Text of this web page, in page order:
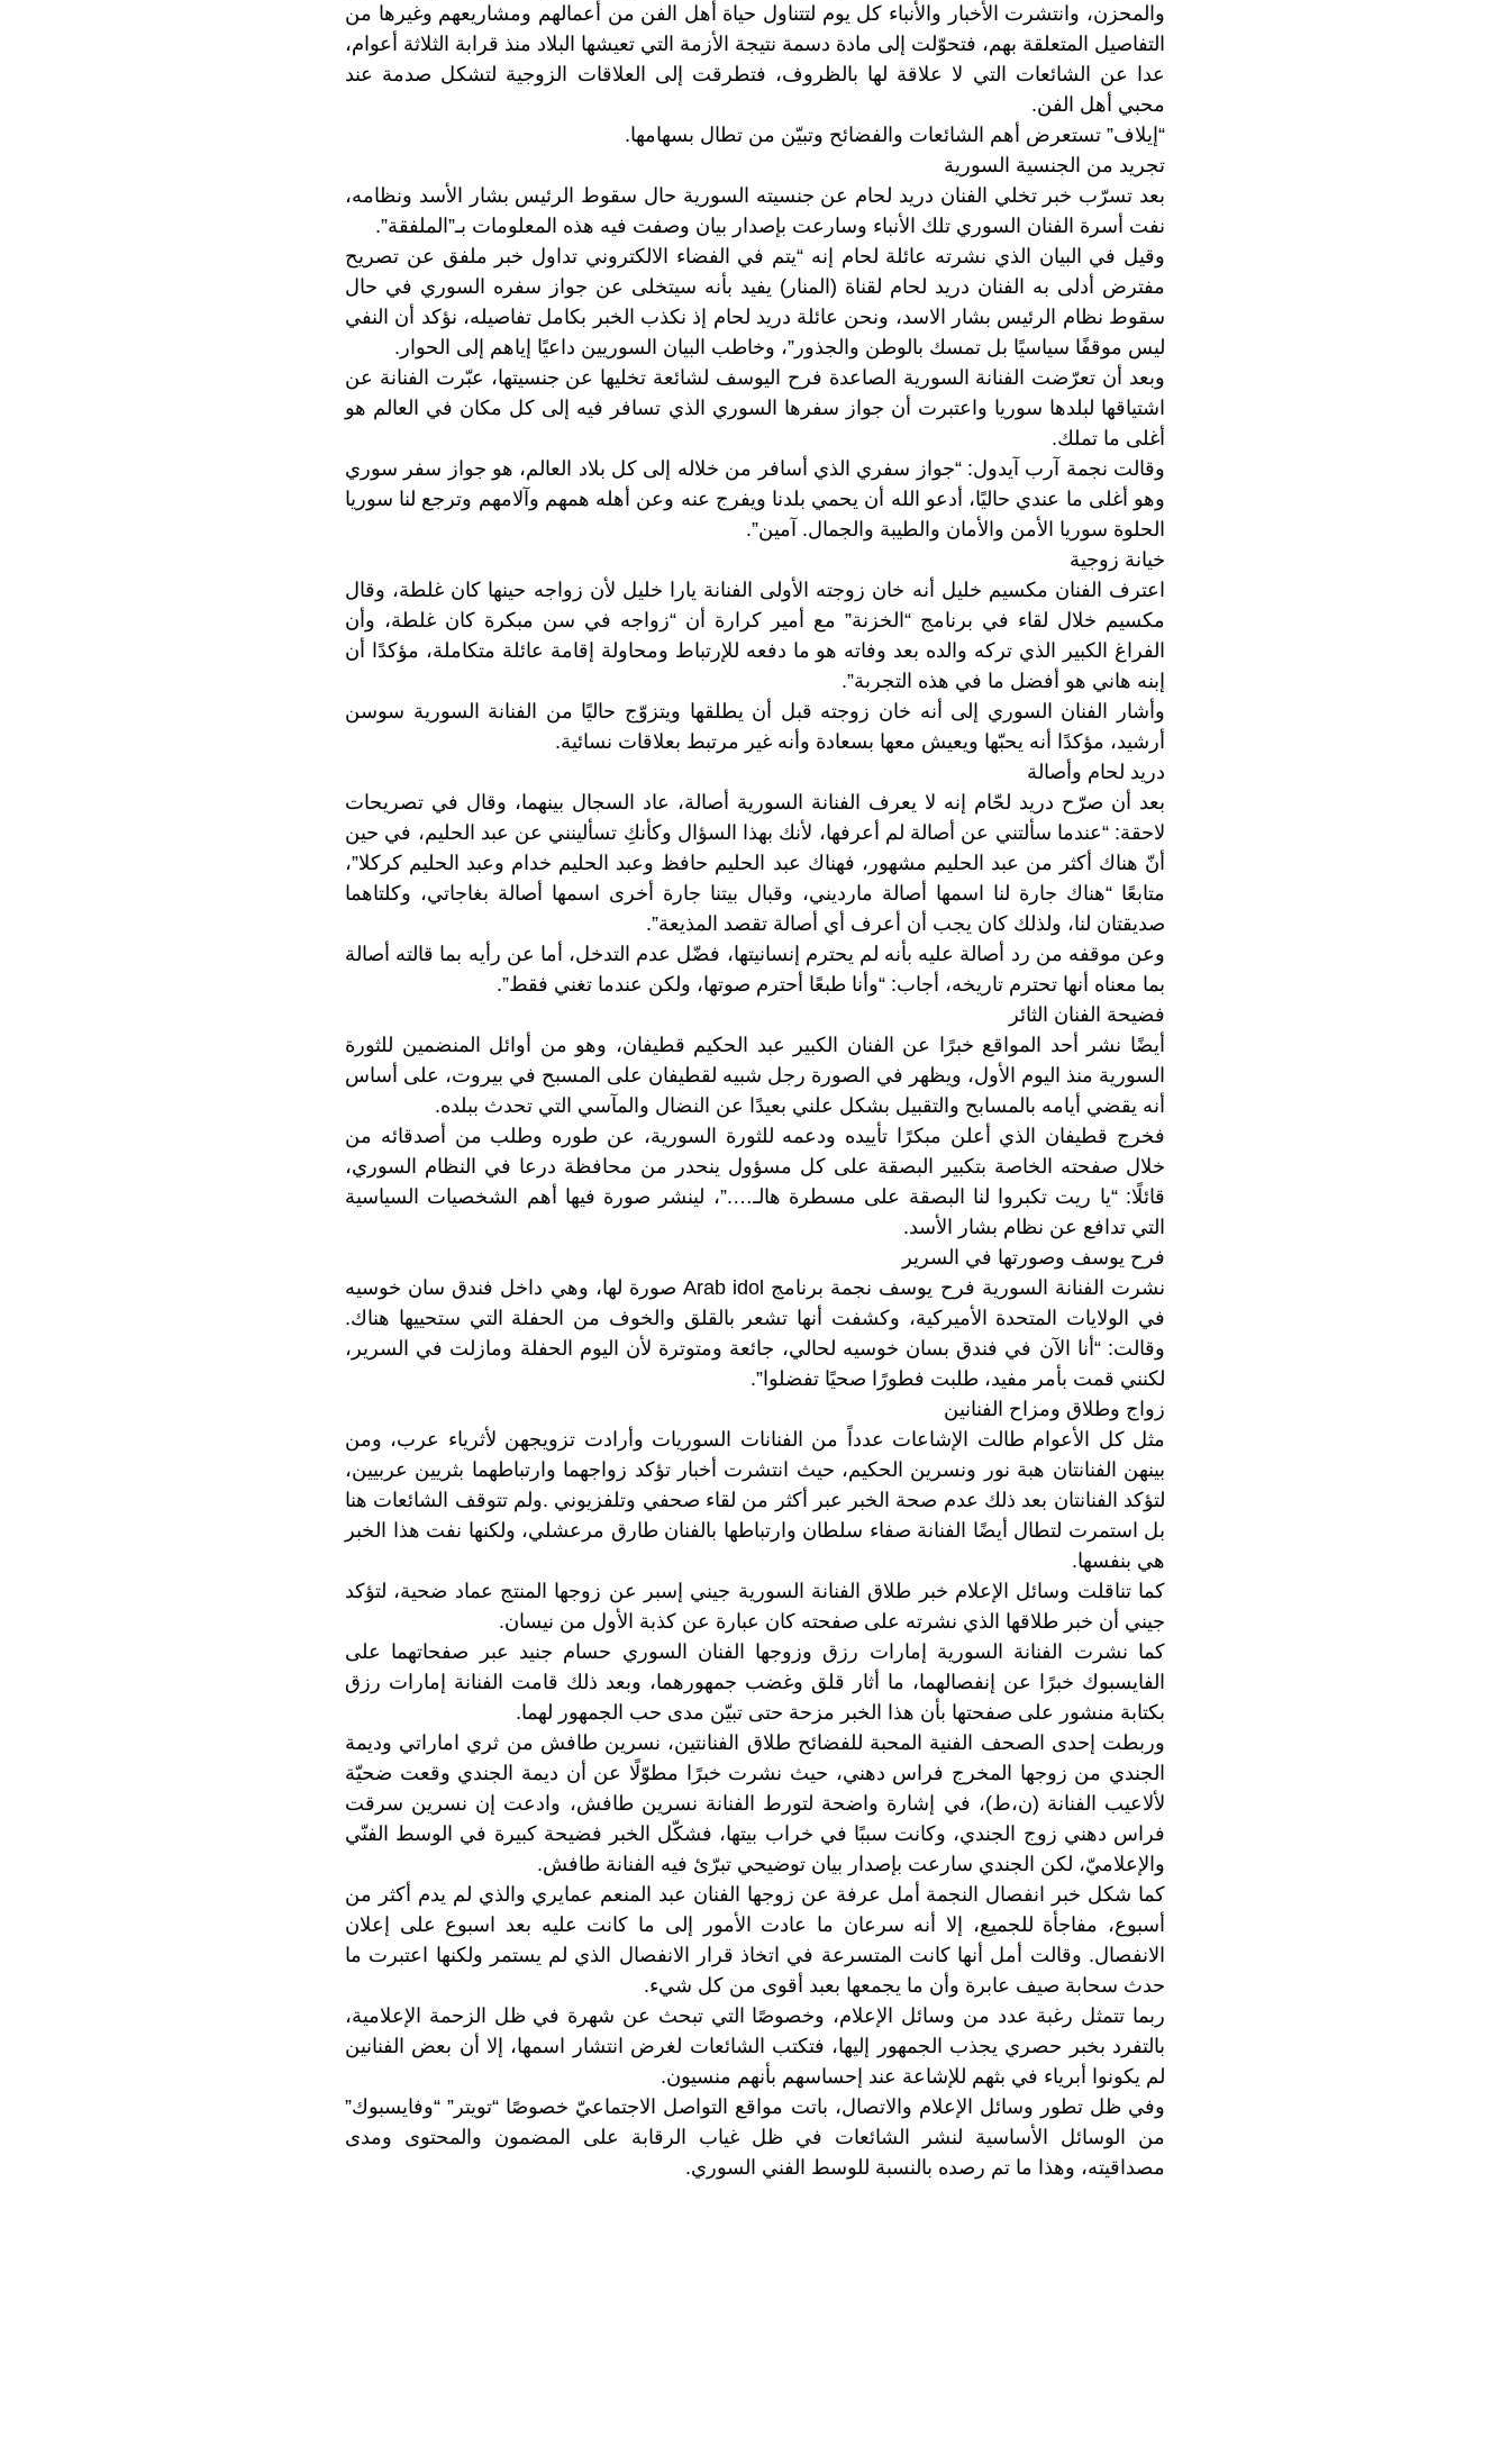
والمحزن، وانتشرت الأخبار والأنباء كل يوم لتتناول حياة أهل الفن من أعمالهم ومشاريعهم وغيرها من
التفاصيل المتعلقة بهم، فتحوّلت إلى مادة دسمة نتيجة الأزمة التي تعيشها البلاد منذ قرابة الثلاثة أعوام،
عدا عن الشائعات التي لا علاقة لها بالظروف، فتطرقت إلى العلاقات الزوجية لتشكل صدمة عند
محبي أهل الفن.
“إيلاف” تستعرض أهم الشائعات والفضائح وتبيّن من تطال بسهامها.
تجريد من الجنسية السورية
بعد تسرّب خبر تخلي الفنان دريد لحام عن جنسيته السورية حال سقوط الرئيس بشار الأسد ونظامه،
نفت أسرة الفنان السوري تلك الأنباء وسارعت بإصدار بيان وصفت فيه هذه المعلومات بـ”الملفقة”.
وقيل في البيان الذي نشرته عائلة لحام إنه “يتم في الفضاء الالكتروني تداول خبر ملفق عن تصريح
مفترض أدلى به الفنان دريد لحام لقناة (المنار) يفيد بأنه سيتخلى عن جواز سفره السوري في حال
سقوط نظام الرئيس بشار الاسد، ونحن عائلة دريد لحام إذ نكذب الخبر بكامل تفاصيله، نؤكد أن النفي
ليس موقفًا سياسيًا بل تمسك بالوطن والجذور”، وخاطب البيان السوريين داعيًا إياهم إلى الحوار.
وبعد أن تعرّضت الفنانة السورية الصاعدة فرح اليوسف لشائعة تخليها عن جنسيتها، عبّرت الفنانة عن
اشتياقها لبلدها سوريا واعتبرت أن جواز سفرها السوري الذي تسافر فيه إلى كل مكان في العالم هو
أغلى ما تملك.
وقالت نجمة آرب آيدول: “جواز سفري الذي أسافر من خلاله إلى كل بلاد العالم، هو جواز سفر سوري
وهو أغلى ما عندي حاليًا، أدعو الله أن يحمي بلدنا ويفرج عنه وعن أهله همهم وآلامهم وترجع لنا سوريا
الحلوة سوريا الأمن والأمان والطيبة والجمال. آمين”.
خيانة زوجية
اعترف الفنان مكسيم خليل أنه خان زوجته الأولى الفنانة يارا خليل لأن زواجه حينها كان غلطة، وقال
مكسيم خلال لقاء في برنامج “الخزنة” مع أمير كرارة أن “زواجه في سن مبكرة كان غلطة، وأن
الفراغ الكبير الذي تركه والده بعد وفاته هو ما دفعه للإرتباط ومحاولة إقامة عائلة متكاملة، مؤكدًا أن
إبنه هاني هو أفضل ما في هذه التجربة”.
وأشار الفنان السوري إلى أنه خان زوجته قبل أن يطلقها ويتزوّج حاليًا من الفنانة السورية سوسن
أرشيد، مؤكدًا أنه يحبّها ويعيش معها بسعادة وأنه غير مرتبط بعلاقات نسائية.
دريد لحام وأصالة
بعد أن صرّح دريد لحّام إنه لا يعرف الفنانة السورية أصالة، عاد السجال بينهما، وقال في تصريحات
لاحقة: “عندما سألتني عن أصالة لم أعرفها، لأنك بهذا السؤال وكأنكِ تسألينني عن عبد الحليم، في حين
أنّ هناك أكثر من عبد الحليم مشهور، فهناك عبد الحليم حافظ وعبد الحليم خدام وعبد الحليم كركلا”،
متابعًا “هناك جارة لنا اسمها أصالة مارديني، وقبال بيتنا جارة أخرى اسمها أصالة بغاجاتي، وكلتاهما
صديقتان لنا، ولذلك كان يجب أن أعرف أي أصالة تقصد المذيعة”.
وعن موقفه من رد أصالة عليه بأنه لم يحترم إنسانيتها، فضّل عدم التدخل، أما عن رأيه بما قالته أصالة
بما معناه أنها تحترم تاريخه، أجاب: “وأنا طبعًا أحترم صوتها، ولكن عندما تغني فقط”.
فضيحة الفنان الثائر
أيضًا نشر أحد المواقع خبرًا عن الفنان الكبير عبد الحكيم قطيفان، وهو من أوائل المنضمين للثورة
السورية منذ اليوم الأول، ويظهر في الصورة رجل شبيه لقطيفان على المسبح في بيروت، على أساس
أنه يقضي أيامه بالمسابح والتقبيل بشكل علني بعيدًا عن النضال والمآسي التي تحدث ببلده.
فخرج قطيفان الذي أعلن مبكرًا تأييده ودعمه للثورة السورية، عن طوره وطلب من أصدقائه من
خلال صفحته الخاصة بتكبير البصقة على كل مسؤول ينحدر من محافظة درعا في النظام السوري،
قائلًا: “يا ريت تكبروا لنا البصقة على مسطرة هالـ….”، لينشر صورة فيها أهم الشخصيات السياسية
التي تدافع عن نظام بشار الأسد.
فرح يوسف وصورتها في السرير
نشرت الفنانة السورية فرح يوسف نجمة برنامج Arab idol صورة لها، وهي داخل فندق سان خوسيه
في الولايات المتحدة الأميركية، وكشفت أنها تشعر بالقلق والخوف من الحفلة التي ستحييها هناك.
وقالت: “أنا الآن في فندق بسان خوسيه لحالي، جائعة ومتوترة ﻷن اليوم الحفلة ومازلت في السرير،
لكنني قمت بأمر مفيد، طلبت فطورًا صحيًا تفضلوا”.
زواج وطلاق ومزاح الفنانين
مثل كل الأعوام طالت الإشاعات عدداً من الفنانات السوريات وأرادت تزويجهن لأثرياء عرب، ومن
بينهن الفنانتان هبة نور ونسرين الحكيم، حيث انتشرت أخبار تؤكد زواجهما وارتباطهما بثريين عربيين،
لتؤكد الفنانتان بعد ذلك عدم صحة الخبر عبر أكثر من لقاء صحفي وتلفزيوني .ولم تتوقف الشائعات هنا
بل استمرت لتطال أيضًا الفنانة صفاء سلطان وارتباطها بالفنان طارق مرعشلي، ولكنها نفت هذا الخبر
هي بنفسها.
كما تناقلت وسائل الإعلام خبر طلاق الفنانة السورية جيني إسبر عن زوجها المنتج عماد ضحية، لتؤكد
جيني أن خبر طلاقها الذي نشرته على صفحته كان عبارة عن كذبة الأول من نيسان.
كما نشرت الفنانة السورية إمارات رزق وزوجها الفنان السوري حسام جنيد عبر صفحاتهما على
الفايسبوك خبرًا عن إنفصالهما، ما أثار قلق وغضب جمهورهما، وبعد ذلك قامت الفنانة إمارات رزق
بكتابة منشور على صفحتها بأن هذا الخبر مزحة حتى تبيّن مدى حب الجمهور لهما.
وربطت إحدى الصحف الفنية المحبة للفضائح طلاق الفنانتين، نسرين طافش من ثري اماراتي وديمة
الجندي من زوجها المخرج فراس دهني، حيث نشرت خبرًا مطوّلًا عن أن ديمة الجندي وقعت ضحيّة
لألاعيب الفنانة (ن،ط)، في إشارة واضحة لتورط الفنانة نسرين طافش، وادعت إن نسرين سرقت
فراس دهني زوج الجندي، وكانت سببًا في خراب بيتها، فشكّل الخبر فضيحة كبيرة في الوسط الفنّي
والإعلاميّ، لكن الجندي سارعت بإصدار بيان توضيحي تبرّئ فيه الفنانة طافش.
كما شكل خبر انفصال النجمة أمل عرفة عن زوجها الفنان عبد المنعم عمايري والذي لم يدم أكثر من
أسبوع، مفاجأة للجميع، إلا أنه سرعان ما عادت الأمور إلى ما كانت عليه بعد اسبوع على إعلان
الانفصال. وقالت أمل أنها كانت المتسرعة في اتخاذ قرار الانفصال الذي لم يستمر ولكنها اعتبرت ما
حدث سحابة صيف عابرة وأن ما يجمعها بعبد أقوى من كل شيء.
ربما تتمثل رغبة عدد من وسائل الإعلام، وخصوصًا التي تبحث عن شهرة في ظل الزحمة الإعلامية،
بالتفرد بخبر حصري يجذب الجمهور إليها، فتكتب الشائعات لغرض انتشار اسمها، إلا أن بعض الفنانين
لم يكونوا أبرياء في بثهم للإشاعة عند إحساسهم بأنهم منسيون.
وفي ظل تطور وسائل الإعلام والاتصال، باتت مواقع التواصل الاجتماعيّ خصوصًا “تويتر” “وفايسبوك”
من الوسائل الأساسية لنشر الشائعات في ظل غياب الرقابة على المضمون والمحتوى ومدى
مصداقيته، وهذا ما تم رصده بالنسبة للوسط الفني السوري.